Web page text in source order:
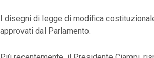
I disegni di legge di modifica
approvati dal Parlamento.